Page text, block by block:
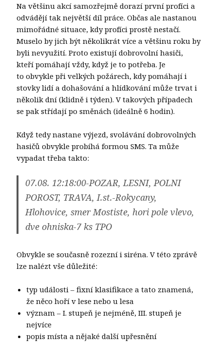
Na většinu akcí samozřejmě dorazí první profíci a
odvádějí tak největší díl práce. Občas ale nastanou
mimořádné situace, kdy profíci prostě nestačí.
Muselo by jich být několikrát více a většinu roku by
byli nevyužití. Proto existují dobrovolní hasiči,
kteří pomáhají vždy, když je to potřeba. Je
to obvykle při velkých požárech, kdy pomáhají i
stovky lidí a dohašování a hlídkování může trvat i
několik dní (klidně i týden). V takových případech
se pak střídají po směnách (ideálně 6 hodin).
Když tedy nastane výjezd, svolávání dobrovolných
hasičů obvykle probíhá formou SMS. Ta může
vypadat třeba takto:
07.08. 12:18:00-POZAR, LESNI, POLNI
POROST, TRAVA, I.st.-Rokycany,
Hlohovice, smer Mostiste, hori pole vlevo,
dve ohniska-7 ks TPO
Obvykle se současně rozezní i siréna. V této zprávě
lze nalézt vše důležité:
typ události – fixní klasifikace a tato znamená,
že něco hoří v lese nebo u lesa
význam – I. stupeň je nejméně, III. stupeň je
nejvíce
popis místa a nějaké další upřesnění